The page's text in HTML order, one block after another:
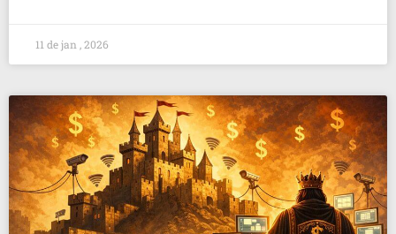
11 de jan , 2026